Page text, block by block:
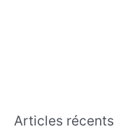
Articles récents